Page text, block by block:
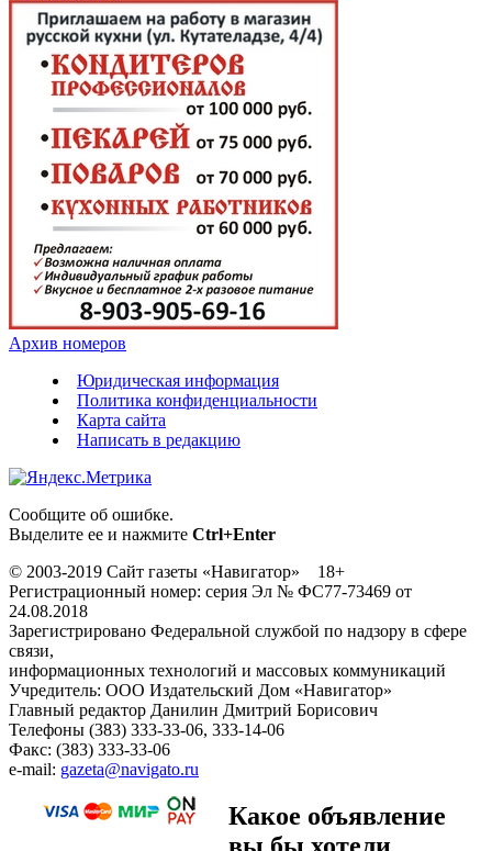
Архив номеров
Юридическая информация
Политика конфиденциальности
Карта сайта
Написать в редакцию
Сообщите об ошибке.
Выделите ее и нажмите Ctrl+Enter
© 2003-2019 Сайт газеты «Навигатор» 18+
Регистрационный номер: серия Эл № ФС77-73469 от
24.08.2018
Зарегистрировано Федеральной службой по надзору в сфере
связи,
информационных технологий и массовых коммуникаций
Учредитель: ООО Издательский Дом «Навигатор»
Главный редактор Данилин Дмитрий Борисович
Телефоны (383) 333-33-06, 333-14-06
Факс: (383) 333-33-06
e-mail: gazeta@navigato.ru
Какое объявление
вы бы хотели